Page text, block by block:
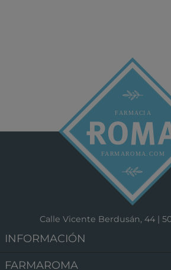
Calle Vicente Berdusán, 44 |
INFORMACIÓN
FARMAROMA